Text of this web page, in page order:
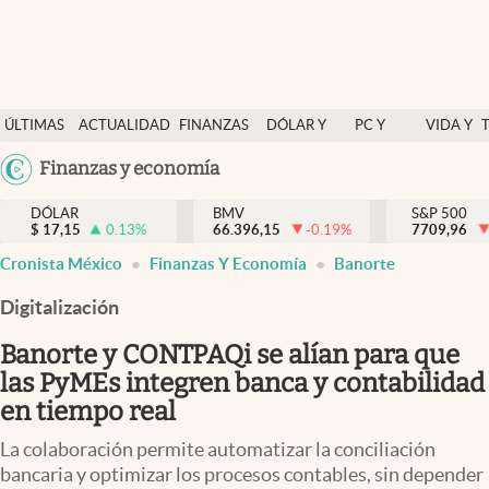
ÚLTIMAS
NOTICIAS
ACTUALIDAD
FINANZAS
DÓLAR Y
PC Y
VIDA Y
México
Finanzas y economía
Actualidad
Finanzas y economía
Dólar y mercados
Pc y celular
Vida y estilo
Tv
DÓLAR
$ 17,15 0.13%
BMV
66.396,15
-0.19%
S&P 500
7709,96
Cronista México Finanzas Y Economía Banorte
Digitalización
Banorte y CONTPAQi se alían para que
las PyMEs integren banca y contabilidad
en tiempo real
La colaboración permite automatizar la conciliación
bancaria y optimizar los procesos contables, sin depender